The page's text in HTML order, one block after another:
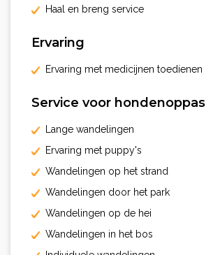
Haal en breng service
Ervaring
Ervaring met medicijnen toedienen
Service voor hondenoppas
Lange wandelingen
Ervaring met puppy's
Wandelingen op het strand
Wandelingen door het park
Wandelingen op de hei
Wandelingen in het bos